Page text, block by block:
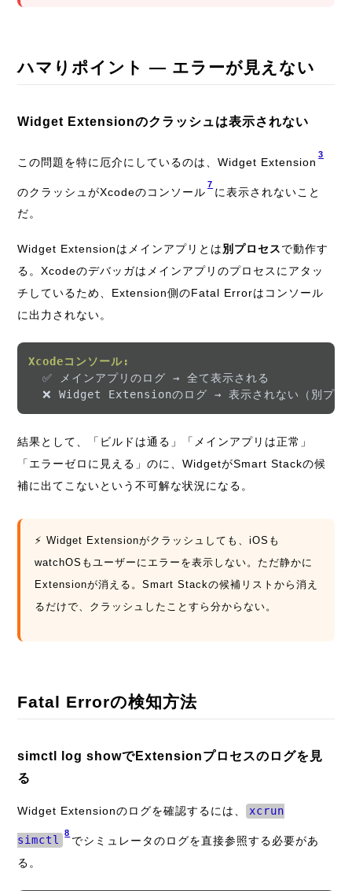
ハマりポイント — エラーが見えない
Widget Extensionのクラッシュは表示されない
この問題を特に厄介にしているのは、Widget Extension
3
のクラッシュがXcodeのコンソール
7
に表示されないこと
だ。
Widget Extensionはメインアプリとは別プロセスで動作す
る。Xcodeのデバッガはメインアプリのプロセスにアタッ
チしているため、Extension側のFatal Errorはコンソール
に出力されない。
Xcodeコンソール:
  ✅ メインアプリのログ → 全て表示される
結果として、「ビルドは通る」「メインアプリは正常」
「エラーゼロに見える」のに、WidgetがSmart Stackの候
補に出てこないという不可解な状況になる。
⚡ Widget Extensionがクラッシュしても、iOSも
watchOSもユーザーにエラーを表示しない。ただ静かに
Extensionが消える。Smart Stackの候補リストから消え
るだけで、クラッシュしたことすら分からない。
Fatal Errorの検知方法
simctl log showでExtensionプロセスのログを見
る
Widget Extensionのログを確認するには、 xcrun
simctl
8
でシミュレータのログを直接参照する必要があ
る。